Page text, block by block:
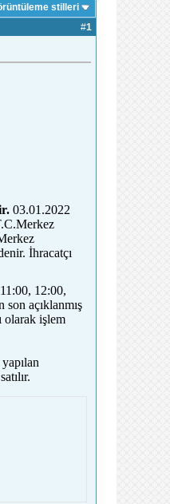
stilleri
#1
03.01.2022
İhracatçı
12:00,
açıklanmış
olarak işlem